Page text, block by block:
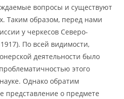
вопросы и существуют
Таким образом, перед нами
у черкесов Северо-
По всей видимости,
деятельности было
этого
Однако обратим
представление о предмете